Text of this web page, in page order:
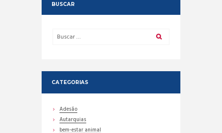
BUSCAR
CATEGORIAS
Adesão
Autarquias
bem-estar animal